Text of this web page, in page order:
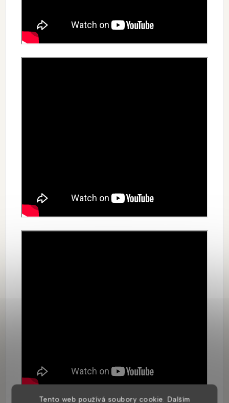
Tento web používá soubory cookie. Dalším